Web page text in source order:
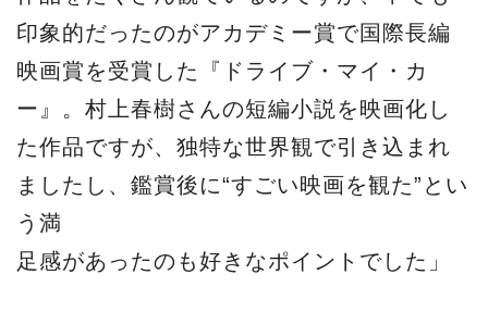
印象的だったのがアカデミー賞で国際長編
映画賞を受賞した『ドライブ・マイ・カ
ー』。村上春樹さんの短編小説を映画化し
た作品ですが、独特な世界観で引き込まれ
ましたし、鑑賞後に“すごい映画を観た”とい
う満
足感があったのも好きなポイントでした」